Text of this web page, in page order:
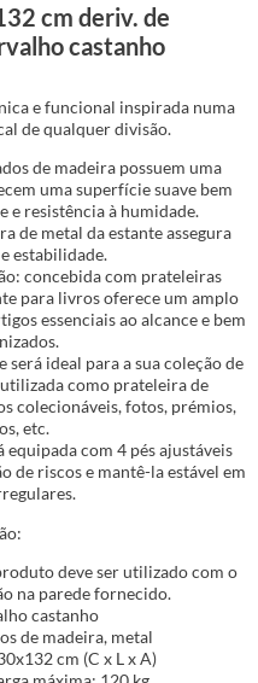
cm deriv. de
castanho
e funcional inspirada numa
de qualquer divisão.
de madeira possuem uma
uma superfície suave bem
e resistência à humidade.
de metal da estante assegura
estabilidade.
concebida com prateleiras
para livros oferece um amplo
essenciais ao alcance e bem
será ideal para a sua coleção de
como prateleira de
colecionáveis, fotos, prémios,
etc.
equipada com 4 pés ajustáveis
de riscos e mantê-la estável em
deve ser utilizado com o
na parede fornecido.
castanho
de madeira, metal
cm (C x L x A)